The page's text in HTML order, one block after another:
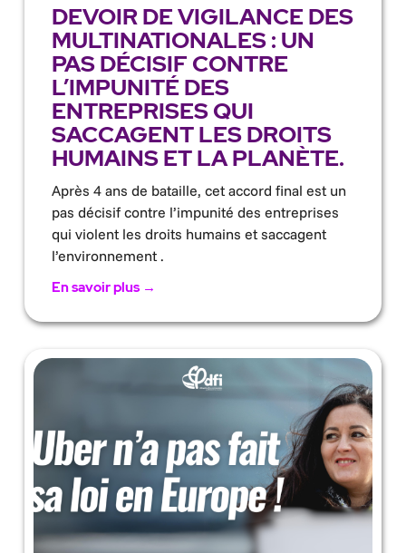
DEVOIR DE VIGILANCE DES
MULTINATIONALES : UN
PAS DÉCISIF CONTRE
L’IMPUNITÉ DES
ENTREPRISES QUI
SACCAGENT LES DROITS
HUMAINS ET LA PLANÈTE.
Après 4 ans de bataille, cet accord final est un
pas décisif contre l’impunité des entreprises
qui violent les droits humains et saccagent
l’environnement .
En savoir plus →